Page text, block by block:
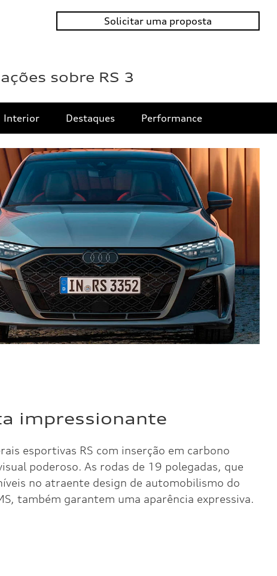
Solicitar uma proposta
sobre RS 3
Interior Destaques Performance
impressionante
esportivas RS com inserção em carbono
poderoso. As rodas de 19 polegadas, que
no atraente design de automobilismo do
também garantem uma aparência expressiva.